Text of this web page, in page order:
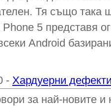
Тя също така
5 представя
Android
- Хардуерни
за най-новите и